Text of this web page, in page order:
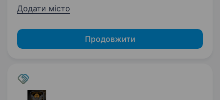
Додати місто
Продовжити